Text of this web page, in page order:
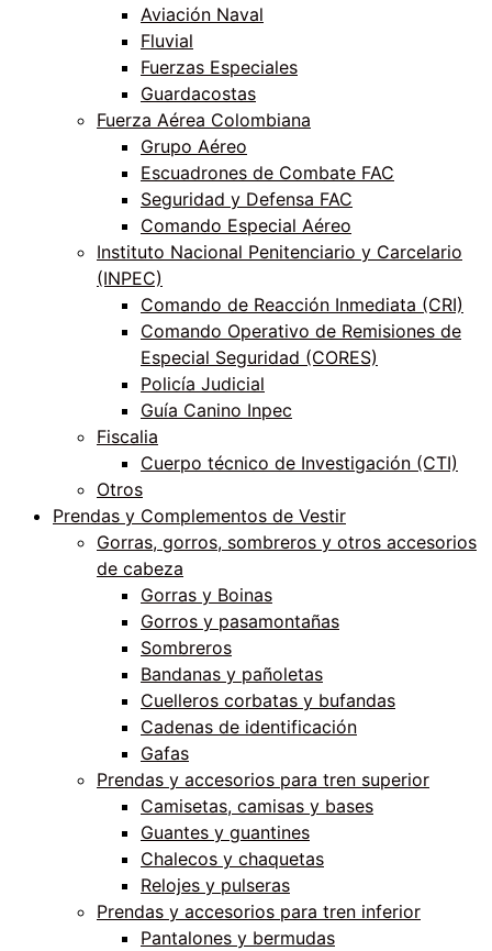
Aviación Naval
Fluvial
Fuerzas Especiales
Guardacostas
Fuerza Aérea Colombiana
Grupo Aéreo
Escuadrones de Combate FAC
Seguridad y Defensa FAC
Comando Especial Aéreo
Instituto Nacional Penitenciario y Carcelario
(INPEC)
Comando de Reacción Inmediata (CRI)
Comando Operativo de Remisiones de
Especial Seguridad (CORES)
Policía Judicial
Guía Canino Inpec
Fiscalia
Cuerpo técnico de Investigación (CTI)
Otros
Prendas y Complementos de Vestir
Gorras, gorros, sombreros y otros accesorios
de cabeza
Gorras y Boinas
Gorros y pasamontañas
Sombreros
Bandanas y pañoletas
Cuelleros corbatas y bufandas
Cadenas de identificación
Gafas
Prendas y accesorios para tren superior
Camisetas, camisas y bases
Guantes y guantines
Chalecos y chaquetas
Relojes y pulseras
Prendas y accesorios para tren inferior
Pantalones y bermudas